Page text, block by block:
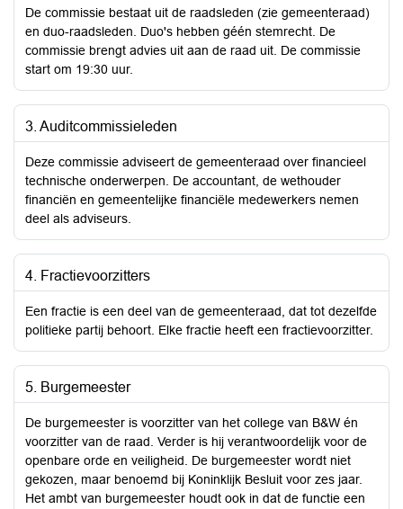
De commissie bestaat uit de raadsleden (zie gemeenteraad)
en duo-raadsleden. Duo's hebben géén stemrecht. De
commissie brengt advies uit aan de raad uit. De commissie
start om 19:30 uur.
3. Auditcommissieleden
Deze commissie adviseert de gemeenteraad over financieel
technische onderwerpen. De accountant, de wethouder
financiën en gemeentelijke financiële medewerkers nemen
deel als adviseurs.
4. Fractievoorzitters
Een fractie is een deel van de gemeenteraad, dat tot dezelfde
politieke partij behoort. Elke fractie heeft een fractievoorzitter.
5. Burgemeester
De burgemeester is voorzitter van het college van B&W én
voorzitter van de raad. Verder is hij verantwoordelijk voor de
openbare orde en veiligheid. De burgemeester wordt niet
gekozen, maar benoemd bij Koninklijk Besluit voor zes jaar.
Het ambt van burgemeester houdt ook in dat de functie een